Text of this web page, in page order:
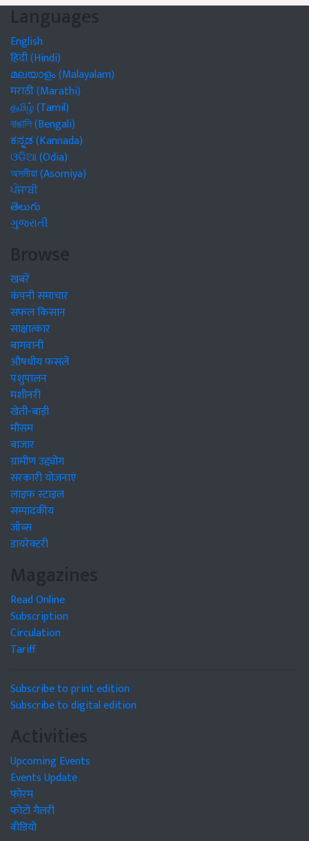
Languages
English
हिंदी (Hindi)
മലയാളം (Malayalam)
मराठी (Marathi)
தமிழ் (Tamil)
বাঙালি (Bengali)
ಕನ್ನಡ (Kannada)
ଓଡିଆ (Odia)
অসমীয়া (Asomiya)
ਪੰਜਾਬੀ
తెలుగు
ગુજરાતી
Browse
खबरें
कंपनी समाचार
सफल किसान
साक्षात्कार
बागवानी
औषधीय फसलें
पशुपालन
मशीनरी
खेती-बाड़ी
मौसम
बाजार
ग्रामीण उद्द्योग
सरकारी योजनाएं
लाइफ स्टाइल
सम्पादकीय
जॉब्स
डायरेक्टरी
Magazines
Read Online
Subscription
Circulation
Tariff
Subscribe to print edition
Subscribe to digital edition
Activities
Upcoming Events
Events Update
फोरम
फोटो गैलरी
वीडियो